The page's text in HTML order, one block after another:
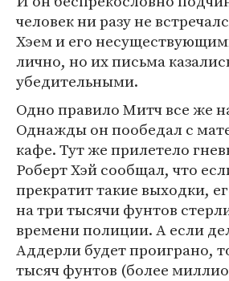
человек ни разу не
Хэем и его
лично, но их письма
убедительными.
Одно правило Митч все же
Однажды он пообедал с
кафе. Тут же прилетело
Роберт Хэй сообщал, что
прекратит такие выходки,
на три тысячи фунтов
времени полиции. А если
Аддерли будет проиграно,
тысяч фунтов (более